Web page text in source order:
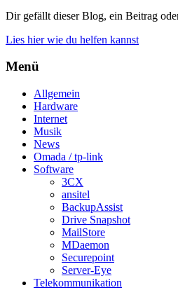
Dir gefällt dieser Blog, ein Beitrag
Lies hier wie du helfen kannst
Menü
Allgemein
Hardware
Internet
Musik
News
Omada / tp-link
Software
3CX
ansitel
BackupAssist
Drive Snapshot
MailStore
MDaemon
Securepoint
Server-Eye
Telekommunikation